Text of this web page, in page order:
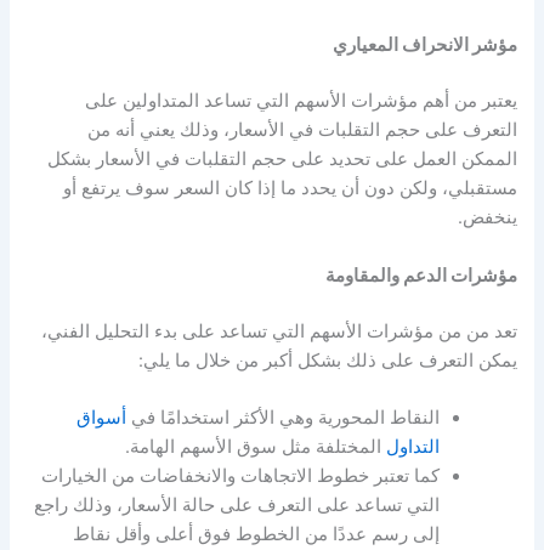
مؤشر الانحراف المعياري
يعتبر من أهم مؤشرات الأسهمالتي تساعد المتداولين على
التعرف على حجم التقلبات في الأسعار، وذلك يعني أنه من
الممكن العمل على تحديد على حجم التقلبات في الأسعار بشكل
مستقبلي، ولكن دون أن يحدد ما إذا كان السعر سوف يرتفع أو
ينخفض.
مؤشرات الدعم والمقاومة
تعد من من مؤشرات الأسهمالتي تساعد على بدء التحليل الفني،
يمكن التعرف على ذلك بشكل أكبر من خلال ما يلي:
النقاط المحورية وهي الأكثر استخدامًا في أسواق
التداول المختلفة مثل سوق الأسهم الهامة.
كما تعتبر خطوط الاتجاهات والانخفاضات من الخيارات
التي تساعد على التعرف على حالة الأسعار، وذلك راجع
إلى رسم عددًا من الخطوط فوق أعلى وأقل نقاط